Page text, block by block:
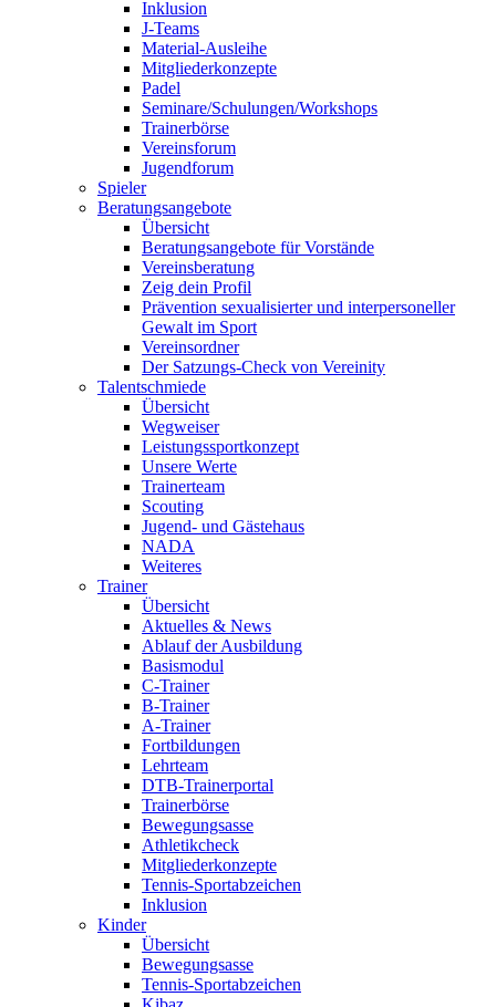
Inklusion
J-Teams
Material-Ausleihe
Mitgliederkonzepte
Padel
Seminare/Schulungen/Workshops
Trainerbörse
Vereinsforum
Jugendforum
Spieler
Beratungsangebote
Übersicht
Beratungsangebote für Vorstände
Vereinsberatung
Zeig dein Profil
Prävention sexualisierter und interpersoneller
Gewalt im Sport
Vereinsordner
Der Satzungs-Check von Vereinity
Talentschmiede
Übersicht
Wegweiser
Leistungssportkonzept
Unsere Werte
Trainerteam
Scouting
Jugend- und Gästehaus
NADA
Weiteres
Trainer
Übersicht
Aktuelles & News
Ablauf der Ausbildung
Basismodul
C-Trainer
B-Trainer
A-Trainer
Fortbildungen
Lehrteam
DTB-Trainerportal
Trainerbörse
Bewegungsasse
Athletikcheck
Mitgliederkonzepte
Tennis-Sportabzeichen
Inklusion
Kinder
Übersicht
Bewegungsasse
Tennis-Sportabzeichen